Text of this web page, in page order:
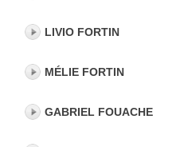
LIVIO FORTIN
MÉLIE FORTIN
GABRIEL FOUACHE